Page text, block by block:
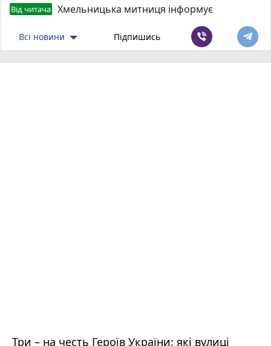
Від читача Хмельницька митниця інформує
Всі новини Підпишись
Три – на честь Героїв України: які вулиці